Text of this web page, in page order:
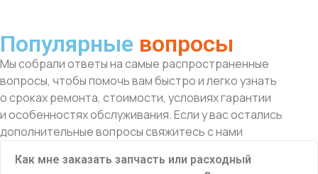
Популярные вопросы
Мы собрали ответы на самые распространенные
вопросы, чтобы помочь вам быстро и легко узнать
о сроках ремонта, стоимости, условиях гарантии
и особенностях обслуживания. Если у вас остались
дополнительные вопросы свяжитесь с нами
Как мне заказать запчасть или расходный